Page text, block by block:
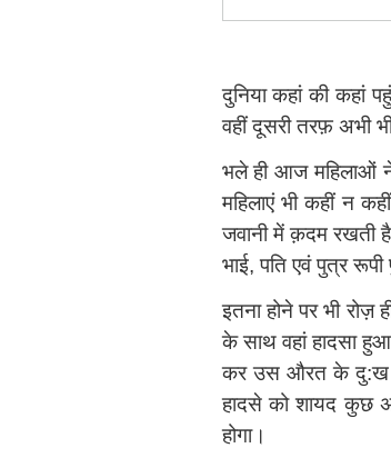
दुनिया कहां की कहां
वहीं दूसरी तरफ़ अभी
भले ही आज महिलाओं
महिलाएं भी कहीं न
जवानी में क़दम रखती
भाई, पति एवं पुत्र रूपी
इतना होने पर भी
के साथ वहां हादसा
कर उस औरत के दु:ख
हादसे को शायद कुछ
होगा।